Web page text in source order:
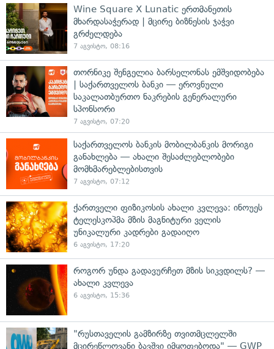
Wine Square X Lunatic ერთმანეთის
მხარდასაჭერად | მცირე ბიზნესის ჯაჭვი
გრძელდება
7 აგვისტო, 08:16
თორნიკე შენგელია ბარსელონას ემშვიდობება
| საქართველოს ბანკი — ეროვნული
საკალათბურთო ნაკრების გენერალური
სპონსორი
7 აგვისტო, 07:20
საქართველოს ბანკის მობილბანკის მორიგი
განახლება — ახალი შესაძლებლობები
მომხმარებლებისთვის
7 აგვისტო, 07:12
ქართველი ფიზიკოსის ახალი კვლევა: ინოუეს
ტელესკოპმა მზის მაგნიტური ველის
უნიკალური კადრები გადაიღო
6 აგვისტო, 17:20
როგორ უნდა გადავურჩეთ მზის სიკვდილს? —
ახალი კვლევა
6 აგვისტო, 15:36
"რუსთაველის გამზირზე თვითმცლელში
მცირეწლოვანი ბავშვი იმყოფებოდა" — GWP